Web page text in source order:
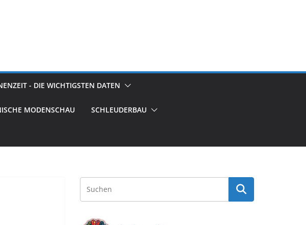
- DIE WICHTIGSTEN DATEN
MODENSCHAU SCHLEUDERBAU